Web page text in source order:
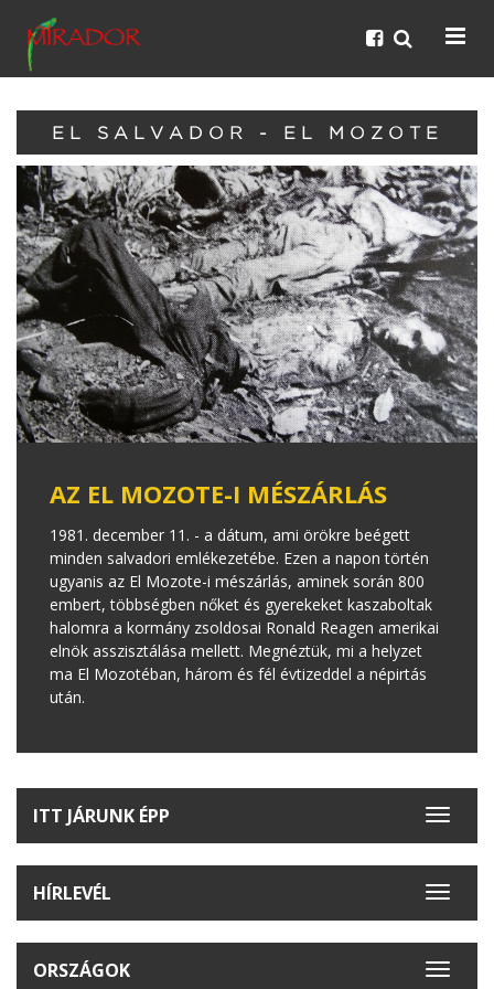
EL SALVADOR - EL MOZOTE
AZ EL MOZOTE-I MÉSZÁRLÁS
1981. december 11. - a dátum, ami örökre beégett
minden salvadori emlékezetébe. Ezen a napon történ
ugyanis az El Mozote-i mészárlás, aminek során 800
embert, többségben nőket és gyerekeket kaszaboltak
halomra a kormány zsoldosai Ronald Reagen amerikai
elnök asszisztálása mellett. Megnéztük, mi a helyzet
ma El Mozotéban, három és fél évtizeddel a népirtás
után.
Toggle
ITT JÁRUNK ÉPP
Toggle
HÍRLEVÉL
Toggle
ORSZÁGOK